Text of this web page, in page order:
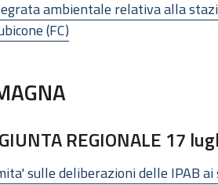
ambientale relativa alla
(FC)
REGIONALE 17
sulle deliberazioni delle IPAB ai